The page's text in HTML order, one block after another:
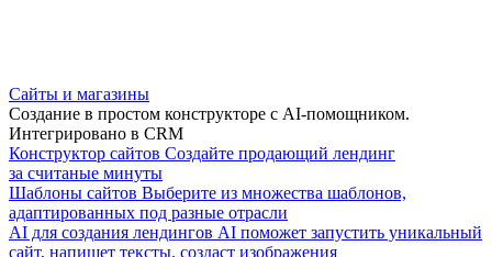
Сайты и магазины
Создание в простом конструкторе с AI-помощником.
Интегрировано в CRM
Конструктор сайтов Создайте продающий лендинг
за считаные минуты
Шаблоны сайтов Выберите из множества шаблонов,
адаптированных под разные отрасли
AI для создания лендингов AI поможет запустить уникальный
сайт, напишет тексты, создаст изображения